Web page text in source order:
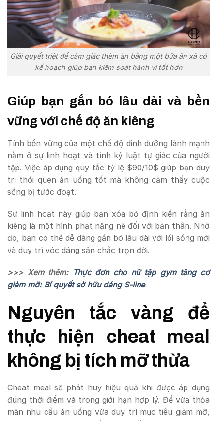
Giải quyết triệt để cảm giác thèm ăn bằng một bữa ăn xả có
kế hoạch giúp bạn kiểm soát hành vi tốt hơn
Giúp bạn gắn bó lâu dài và bền
vững với chế độ ăn kiêng
Tính bền vững của một chế độ dinh dưỡng lành mạnh
nằm ở sự linh hoạt và tính kỷ luật tự giác của người
tập. Việc áp dụng quy tắc tỷ lệ $90/10$ giúp bạn duy
trì thói quen ăn uống tốt mà không cảm thấy cuộc
sống bị tước đoạt.
Sự linh hoạt này giúp bạn xóa bỏ định kiến rằng ăn
kiêng là một hình phạt nặng nề đối với bản thân. Nhờ
đó, bạn có thể dễ dàng gắn bó lâu dài với lối sống mới
và duy trì vóc dáng săn chắc trọn đời.
>>> Xem thêm:Thực đơn cho nữ tập gym tăng cơ
giảm mỡ: Bí quyết sở hữu dáng S-line
Nguyên tắc vàng để
thực hiện cheat meal
không bị tích mỡ thừa
Cheat meal sẽ phát huy hiệu quả khi được áp dụng
đúng thời điểm và trong giới hạn hợp lý. Để vừa thỏa
mãn nhu cầu ăn uống vừa duy trì mục tiêu giảm mỡ,